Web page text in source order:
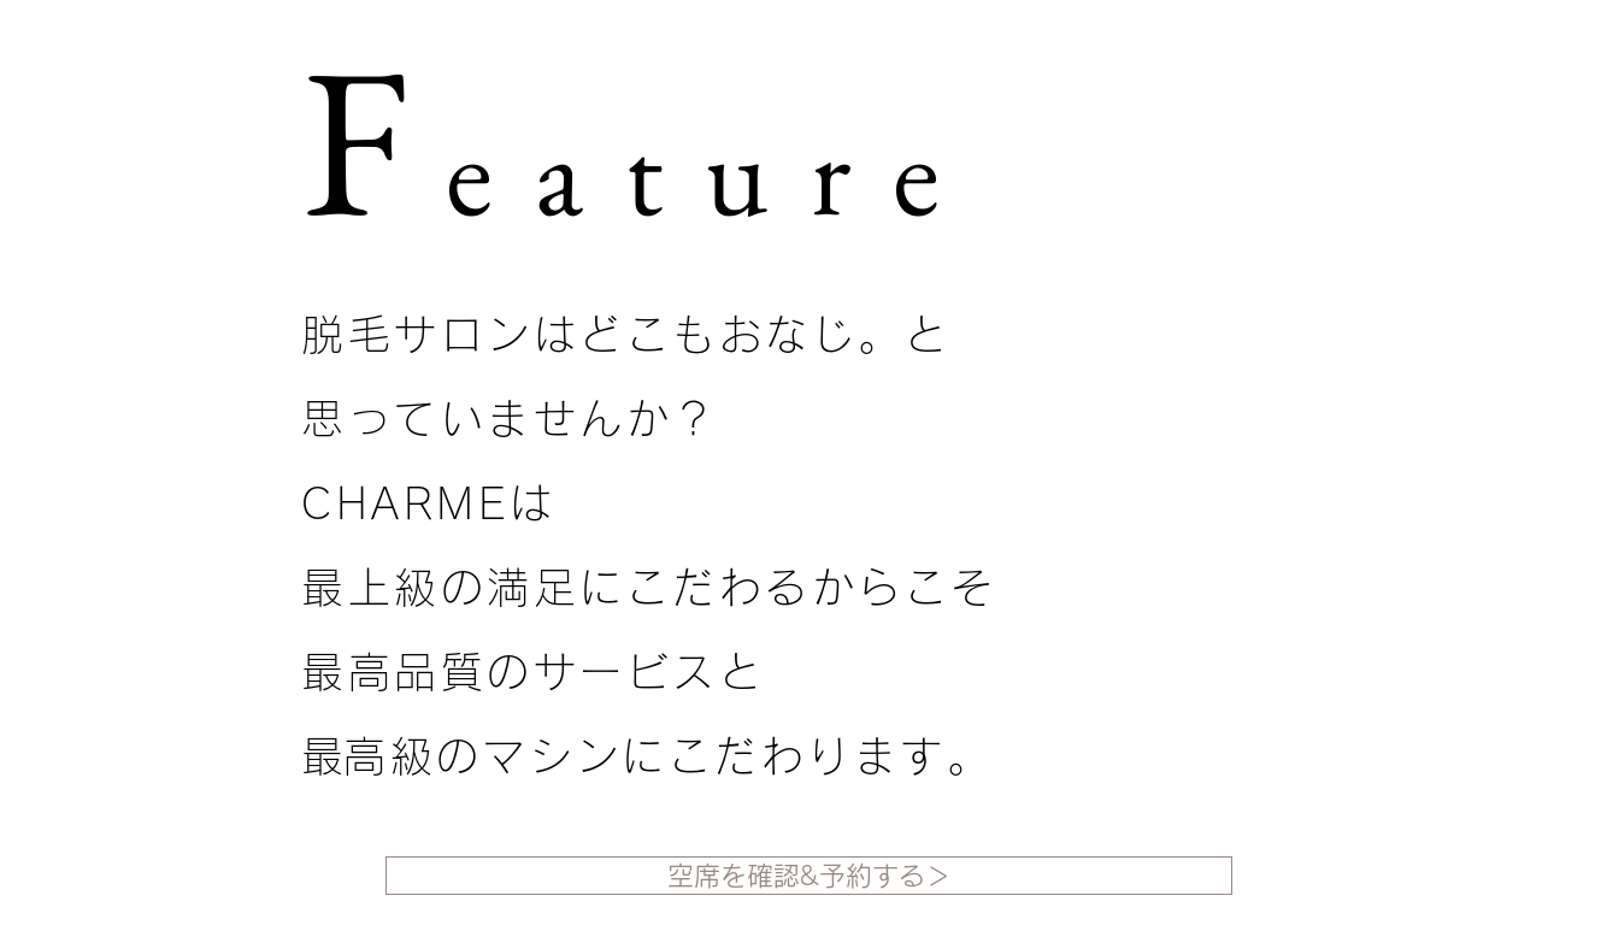
F eature
脱毛サロンはどこもおなじ。と
思っていませんか？
CHARMEは
最上級の満足にこだわるからこそ
最高品質のサービスと
​最高級のマシンにこだわります。
空席を確認&予約する＞